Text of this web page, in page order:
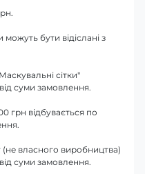
бути відіслані з
сітки"
суми замовлення.
грн відбувається по
(не власного виробництва)
суми замовлення.